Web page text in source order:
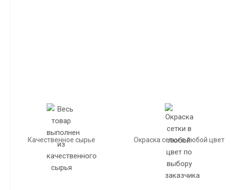
Качественное сырье Окраска сетки в любой цвет